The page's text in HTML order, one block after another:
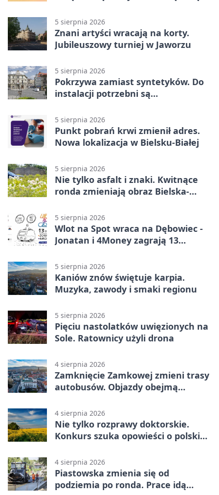
5 sierpnia 2026
Znani artyści wracają na korty.
Jubileuszowy turniej w Jaworzu
5 sierpnia 2026
Pokrzywa zamiast syntetyków. Do
instalacji potrzebni są
5 sierpnia 2026
Punkt pobrań krwi zmienił adres.
Nowa lokalizacja w Bielsku-Białej
5 sierpnia 2026
Nie tylko asfalt i znaki. Kwitnące
ronda zmieniają obraz Bielska-
5 sierpnia 2026
Wlot na Spot wraca na Dębowiec -
Jonatan i 4Money zagrają 13
5 sierpnia 2026
Kaniów znów świętuje karpia.
Muzyka, zawody i smaki regionu
5 sierpnia 2026
Pięciu nastolatków uwięzionych na
Sole. Ratownicy użyli drona
4 sierpnia 2026
Zamknięcie Zamkowej zmieni trasy
autobusów. Objazdy obejmą
4 sierpnia 2026
Nie tylko rozprawy doktorskie.
Konkurs szuka opowieści o polskiej
4 sierpnia 2026
Piastowska zmienia się od
podziemia po ronda. Prace idą